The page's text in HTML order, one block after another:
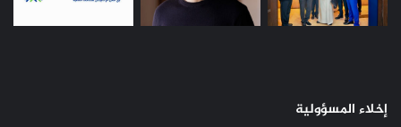
إخلاء المسؤولية